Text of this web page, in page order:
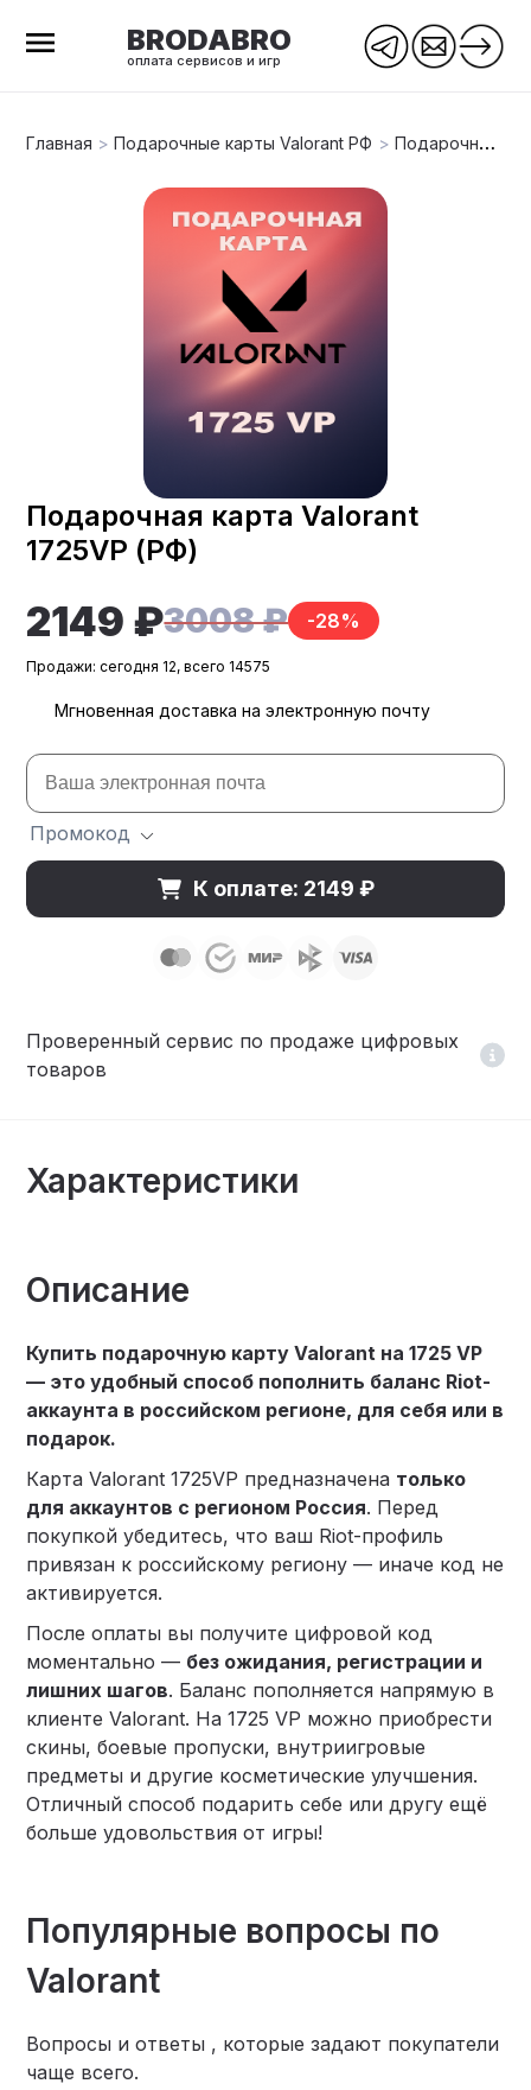
BRODABRO
оплата сервисов и игр
Главная >Подарочные карты Valorant РФ >Подарочная карта Valorant 1725VP (РФ)
Подарочная карта Valorant
1725VP (РФ)
2149 ₽3008 ₽ -28%
Продажи: сегодня 12, всего 14575
Мгновенная доставка на электронную почту
Промокод
К оплате: 2149 ₽
Проверенный сервис по продаже цифровых
товаров
Характеристики
Описание
Купить подарочную карту Valorant на 1725 VP
— это удобный способ пополнить баланс Riot-
аккаунта в российском регионе, для себя или в
подарок.
Карта Valorant 1725VP предназначена только
для аккаунтов с регионом Россия. Перед
покупкой убедитесь, что ваш Riot-профиль
привязан к российскому региону — иначе код не
активируется.
После оплаты вы получите цифровой код
моментально — без ожидания, регистрации и
лишних шагов. Баланс пополняется напрямую в
клиенте Valorant. На 1725 VP можно приобрести
скины, боевые пропуски, внутриигровые
предметы и другие косметические улучшения.
Отличный способ подарить себе или другу ещё
больше удовольствия от игры!
Популярные вопросы по
Valorant
Вопросы и ответы , которые задают покупатели
чаще всего.